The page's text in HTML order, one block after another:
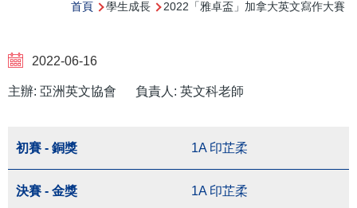
連
首頁 學生成長 2022「雅卓盃」加拿大英文寫作大賽
2022-06-16
主辦: 亞洲英文協會 負責人: 英文科老師
初賽 - 銅獎 1A 印芷柔
決賽 - 金獎 1A 印芷柔